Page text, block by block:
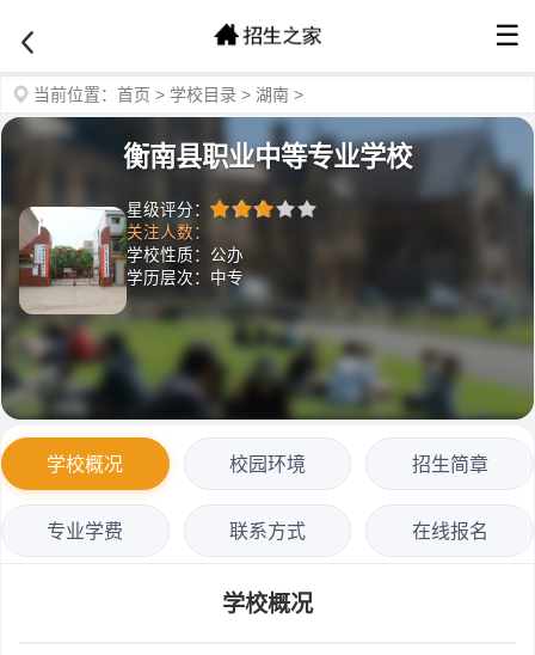
☰
当前位置： 首页 > 学校目录 > 湖南 >
衡南县职业中等专业学校
星级评分：
关注人数：
学校性质：公办
学历层次：中专
学校概况 校园环境 招生简章
专业学费 联系方式 在线报名
学校概况